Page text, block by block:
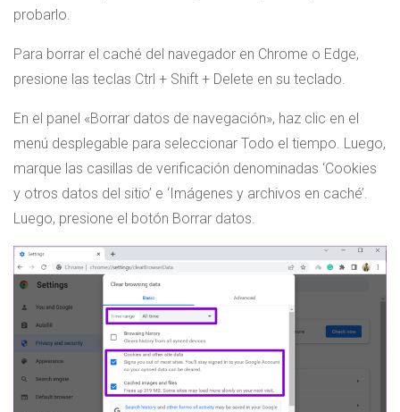
probarlo.
Para borrar el caché del navegador en Chrome o Edge,
presione las teclas Ctrl + Shift + Delete en su teclado.
En el panel «Borrar datos de navegación», haz clic en el
menú desplegable para seleccionar Todo el tiempo. Luego,
marque las casillas de verificación denominadas ‘Cookies
y otros datos del sitio’ e ‘Imágenes y archivos en caché’.
Luego, presione el botón Borrar datos.